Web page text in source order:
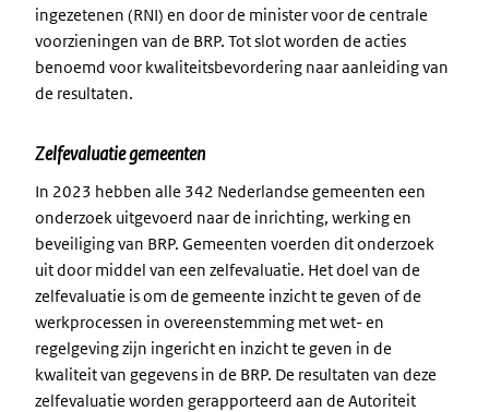
ingezetenen (RNI) en door de minister voor de centrale
voorzieningen van de BRP. Tot slot worden de acties
benoemd voor kwaliteitsbevordering naar aanleiding van
de resultaten.
Zelfevaluatie gemeenten
In 2023 hebben alle 342 Nederlandse gemeenten een
onderzoek uitgevoerd naar de inrichting, werking en
beveiliging van BRP. Gemeenten voerden dit onderzoek
uit door middel van een zelfevaluatie. Het doel van de
zelfevaluatie is om de gemeente inzicht te geven of de
werkprocessen in overeenstemming met wet- en
regelgeving zijn ingericht en inzicht te geven in de
kwaliteit van gegevens in de BRP. De resultaten van deze
zelfevaluatie worden gerapporteerd aan de Autoriteit